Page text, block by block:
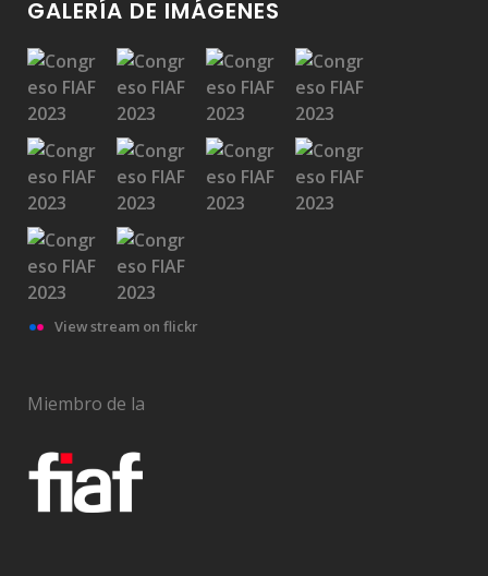
GALERÍA DE IMÁGENES
View stream on flickr
Miembro de la